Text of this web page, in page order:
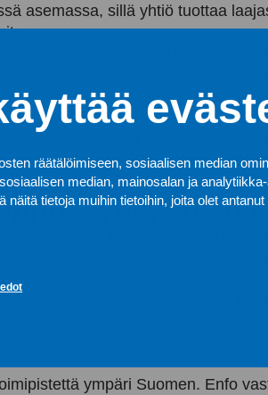
räätälöimiseen, sosiaalisen median
median, mainosalan ja
tietoja muihin tietoihin, joita olet
asemassa, sillä yhtiö tuottaa
Yksi yhteistyön
asioihin ja kehittämiseen.
tukeen”, sanoo Enfon
helppoa ja suoraviivaista, ja
ympäri Suomen. Enfo